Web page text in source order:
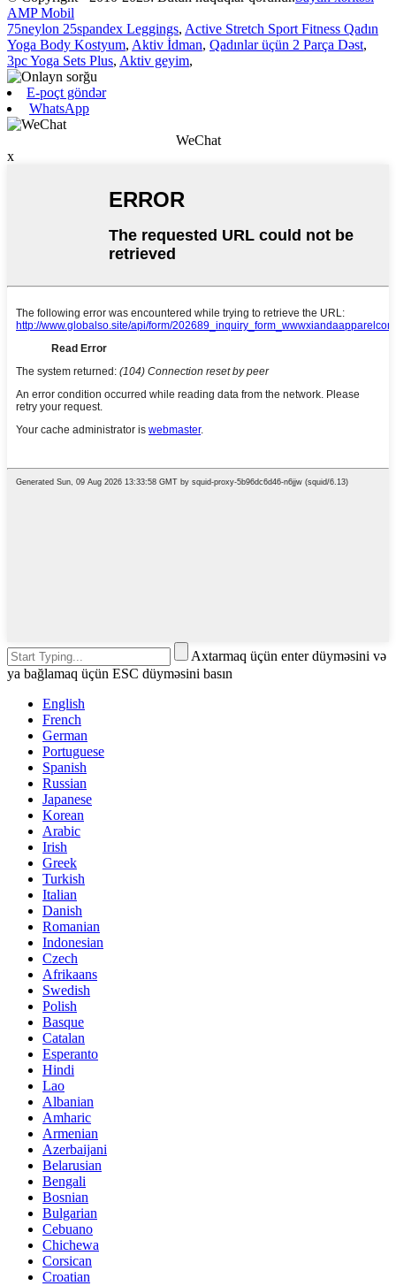
AMP Mobil
75neylon 25spandex Leggings, Active Stretch Sport Fitness Qadın
Yoga Body Kostyum, Aktiv İdman, Qadınlar üçün 2 Parça Dəst,
3pc Yoga Sets Plus, Aktiv geyim,
E-poçt göndər
WhatsApp
WeChat
x
Axtarmaq üçün enter düyməsini və
ya bağlamaq üçün ESC düyməsini basın
English
French
German
Portuguese
Spanish
Russian
Japanese
Korean
Arabic
Irish
Greek
Turkish
Italian
Danish
Romanian
Indonesian
Czech
Afrikaans
Swedish
Polish
Basque
Catalan
Esperanto
Hindi
Lao
Albanian
Amharic
Armenian
Azerbaijani
Belarusian
Bengali
Bosnian
Bulgarian
Cebuano
Chichewa
Corsican
Croatian